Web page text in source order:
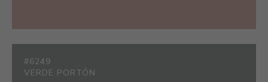
#6249
VERDE PORTÓN